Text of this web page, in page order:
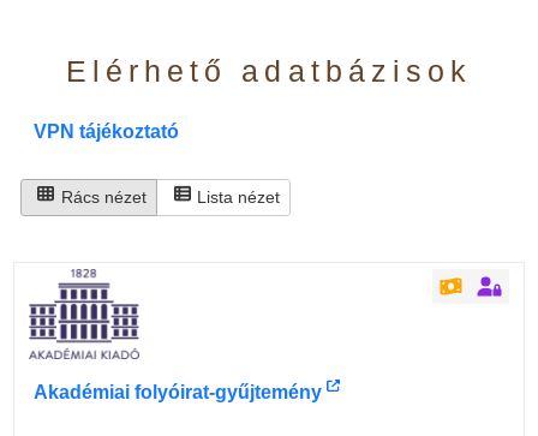
Elérhető adatbázisok
VPN tájékoztató
Rács nézet Lista nézet
Akadémiai folyóirat-gyűjtemény